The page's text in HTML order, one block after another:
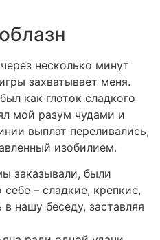
несколько минут
захватывает меня.
как глоток сладкого
мой разум чудами и
выплат переливались,
изобилием.
заказывали, были
– сладкие, крепкие,
нашу беседу, заставляя